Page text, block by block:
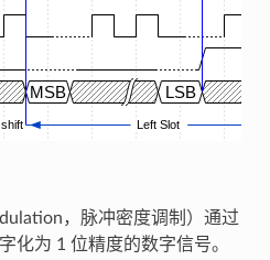
MSB LSB
Left Slot
，脉冲密度调制）通过
化为 1 位精度的数字信号。